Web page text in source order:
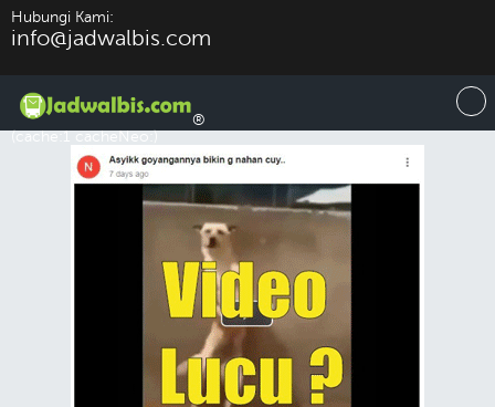
Hubungi Kami:
info@jadwalbis.com
®
(cache:1 cacheNeo:)